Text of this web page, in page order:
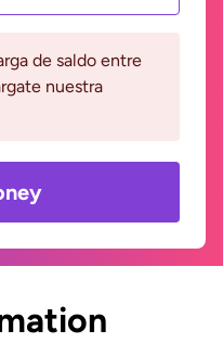
de saldo entre
nuestra